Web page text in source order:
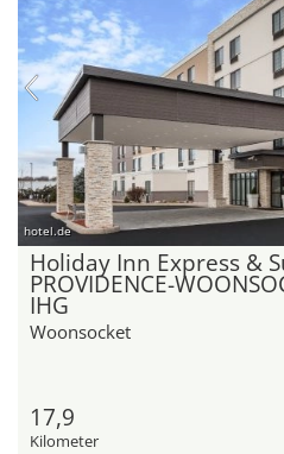
hotel.de
Holiday Inn Express &
PROVIDENCE-
IHG
Woonsocket
17,9
Kilometer